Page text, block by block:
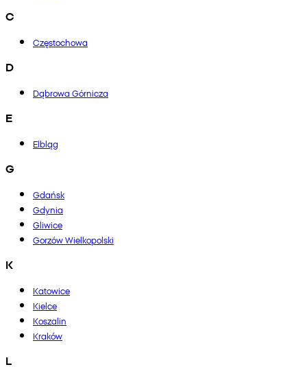
C
Częstochowa
D
Dąbrowa Górnicza
E
Elbląg
G
Gdańsk
Gdynia
Gliwice
Gorzów Wielkopolski
K
Katowice
Kielce
Koszalin
Kraków
L